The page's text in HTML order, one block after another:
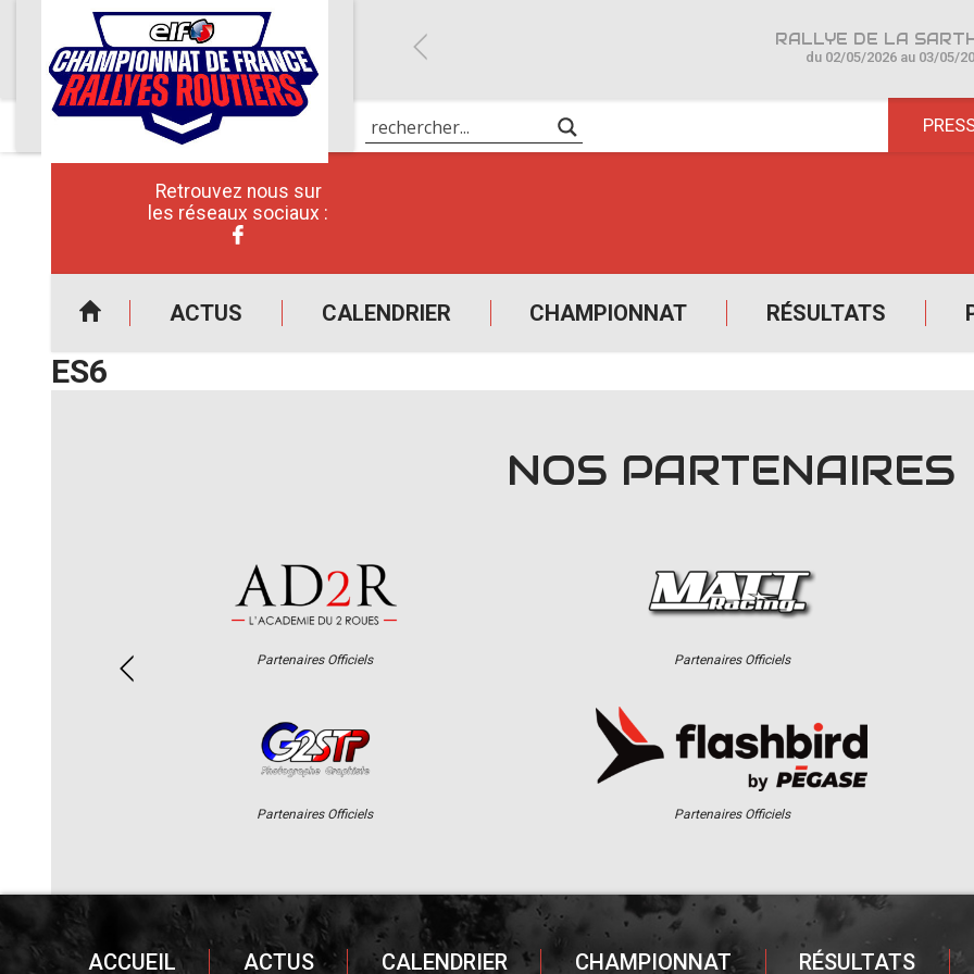
Retrouvez nous sur
les réseaux sociaux :
ACTUS CALENDRIER CHAMPIONNAT RÉSULTATS
du 02/05/2026 au 03/05/
ES6
NOS PARTENAIRES
Partenaires Officiels
Partenaires Officiels
Partenaires Officiels
Partenaires Officiels
ACCUEIL ACTUS CALENDRIER CHAMPIONNAT RÉSULTATS